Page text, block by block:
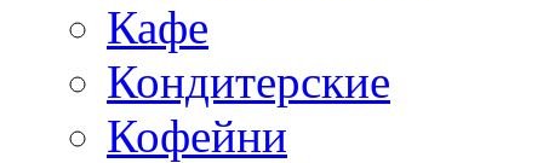
Кафе
Кондитерские
Кофейни